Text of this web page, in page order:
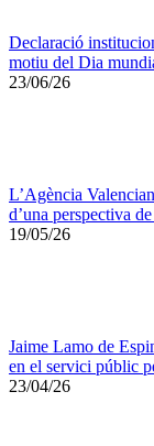
Declaració
motiu del Dia
23/06/26
L’Agència
d’una perspectiva
19/05/26
Jaime Lamo de
en el servici públic
23/04/26